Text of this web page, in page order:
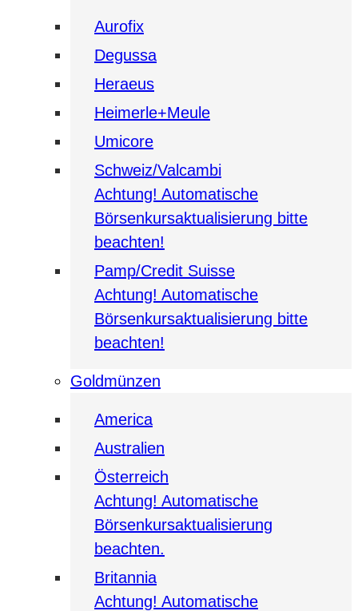
Aurofix
Degussa
Heraeus
Heimerle+Meule
Umicore
Schweiz/Valcambi
Achtung! Automatische
Börsenkursaktualisierung bitte
beachten!
Pamp/Credit Suisse
Achtung! Automatische
Börsenkursaktualisierung bitte
beachten!
Goldmünzen
America
Australien
Österreich
Achtung! Automatische
Börsenkursaktualisierung
beachten.
Britannia
Achtung! Automatische